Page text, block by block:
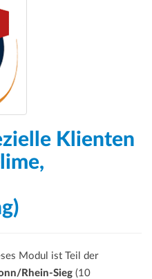
Klienten
Modul ist Teil der
Rhein-Sieg (10